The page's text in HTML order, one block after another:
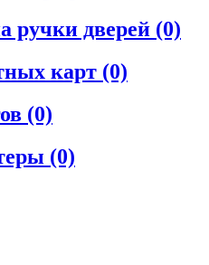
ручки дверей (0)
карт (0)
(0)
(0)